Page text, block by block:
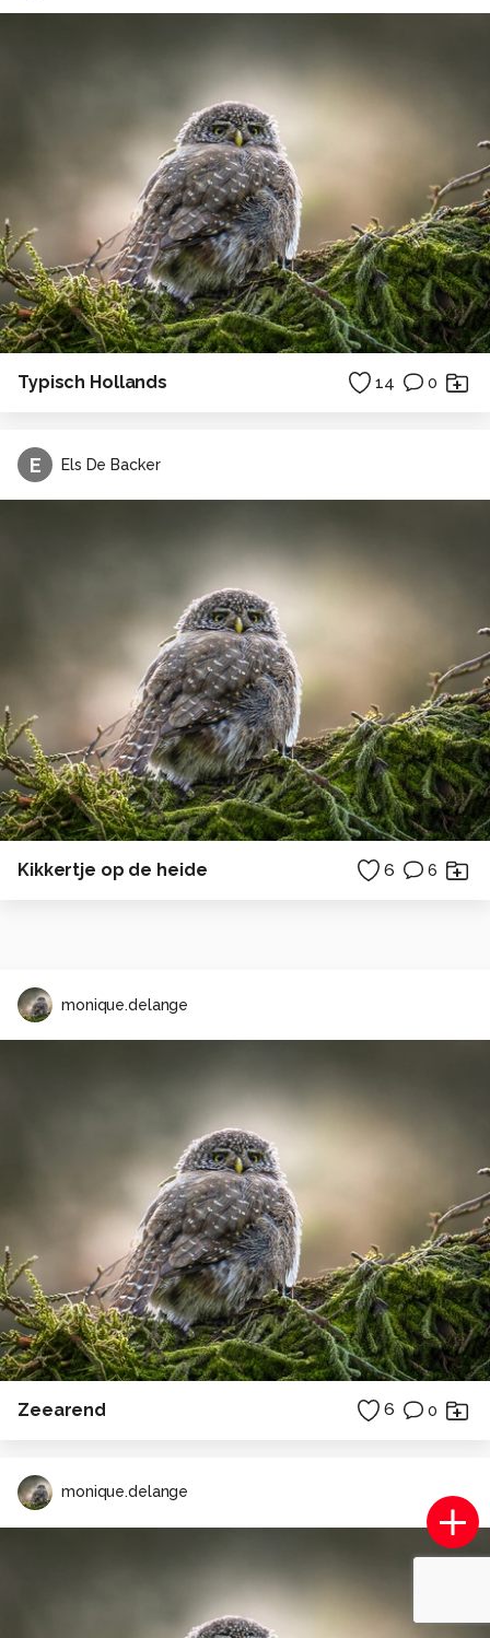
Typisch Hollands 14 0
E Els De Backer
Kikkertje op de heide 6 6
monique.delange
Zeearend 6 0
monique.delange